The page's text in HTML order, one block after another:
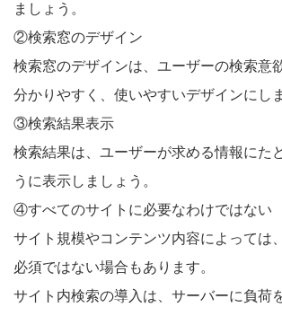
ましょう。
②検索窓のデザイン
検索窓のデザインは、ユーザーの検索意
分かりやすく、使いやすいデザインにし
③検索結果表示
検索結果は、ユーザーが求める情報にた
うに表示しましょう。
④すべてのサイトに必要なわけではない
サイト規模やコンテンツ内容によっては
必須ではない場合もあります。
サイト内検索の導入は、サーバーに負荷